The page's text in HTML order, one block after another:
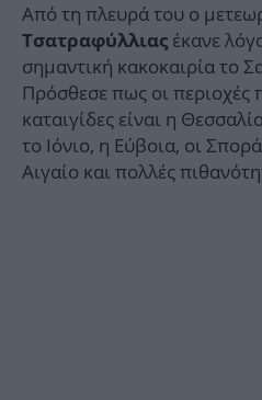
Από τη πλευρά του ο
Τσατραφύλλιας έκανε
σημαντική κακοκαιρία το
Πρόσθεσε πως οι περιοχές
καταιγίδες είναι η
το Ιόνιο, η Εύβοια, οι
Αιγαίο και πολλές